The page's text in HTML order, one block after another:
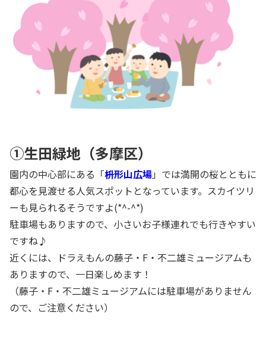
①生田緑地 （多摩区）
園内の中心部にある「枡形山広場」では満開の桜とともに
都心を見渡せる人気スポットとなっています。スカイツリ
ーも見られるそうですよ(*^-^*)
駐車場もありますので、小さいお子様連れでも行きやすい
ですね♪
近くには、ドラえもんの藤子・F・不二雄ミュージアムも
ありますので、一日楽しめます！
（藤子・F・不二雄ミュージアムには駐車場がありません
ので、ご注意ください）